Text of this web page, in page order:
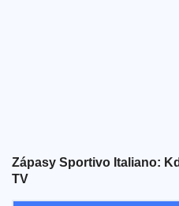
Zápasy Sportivo Italiano:
TV